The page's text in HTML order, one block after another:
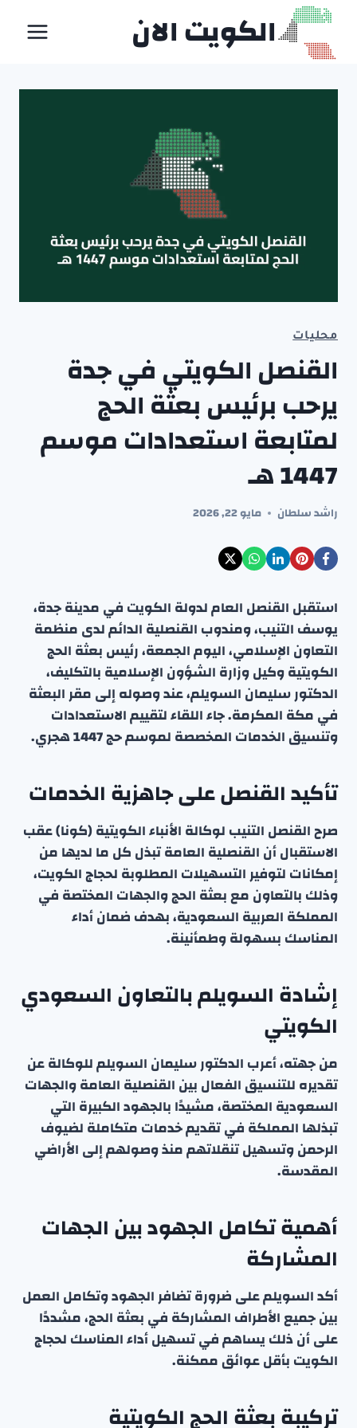
التجاوز
المحتوى
الكويت الان
محليات
القنصل الكويتي في جدة
يرحب برئيس بعثة الحج
لمتابعة استعدادات موسم
1447 هـ
راشد سلطان مايو 22, 2026
استقبل القنصل العام لدولة الكويت في مدينة جدة،
يوسف التنيب، ومندوب القنصلية الدائم لدى منظمة
التعاون الإسلامي، اليوم الجمعة، رئيس بعثة الحج
الكويتية وكيل وزارة الشؤون الإسلامية بالتكليف،
الدكتور سليمان السويلم، عند وصوله إلى مقر البعثة
في مكة المكرمة. جاء اللقاء لتقييم الاستعدادات
وتنسيق الخدمات المخصصة لموسم حج 1447 هجري.
تأكيد القنصل على جاهزية الخدمات
صرح القنصل التنيب لوكالة الأنباء الكويتية (كونا) عقب
الاستقبال أن القنصلية العامة تبذل كل ما لديها من
إمكانات لتوفير التسهيلات المطلوبة لحجاج الكويت،
وذلك بالتعاون مع بعثة الحج والجهات المختصة في
المملكة العربية السعودية، بهدف ضمان أداء
المناسك بسهولة وطمأنينة.
إشادة السويلم بالتعاون السعودي
الكويتي
من جهته، أعرب الدكتور سليمان السويلم للوكالة عن
تقديره للتنسيق الفعال بين القنصلية العامة والجهات
السعودية المختصة، مشيدًا بالجهود الكبيرة التي
تبذلها المملكة في تقديم خدمات متكاملة لضيوف
الرحمن وتسهيل تنقلاتهم منذ وصولهم إلى الأراضي
المقدسة.
أهمية تكامل الجهود بين الجهات
المشاركة
أكد السويلم على ضرورة تضافر الجهود وتكامل العمل
بين جميع الأطراف المشاركة في بعثة الحج، مشددًا
على أن ذلك يساهم في تسهيل أداء المناسك لحجاج
الكويت بأقل عوائق ممكنة.
تركيبة بعثة الحج الكويتية